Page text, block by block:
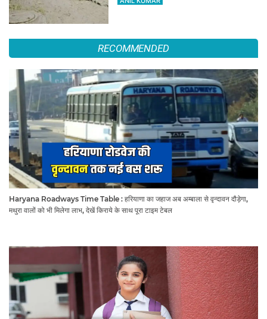
RECOMMENDED
Haryana Roadways Time Table : हरियाणा का जहाज अब अम्बाला से वृन्दावन दौड़ेगा,
मथुरा वालों को भी मिलेगा लाभ, देखें किराये के साथ पूरा टाइम टेबल